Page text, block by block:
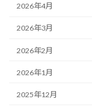
2026年4月
2026年3月
2026年2月
2026年1月
2025年12月